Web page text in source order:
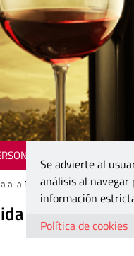
a la DO Cigales
a la DO Cigales
Se advierte al
análisis al
información
Política de cookies